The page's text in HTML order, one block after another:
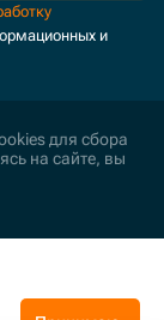
и
для сбора
на сайте, вы